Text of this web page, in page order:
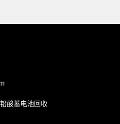
酸蓄电池回收